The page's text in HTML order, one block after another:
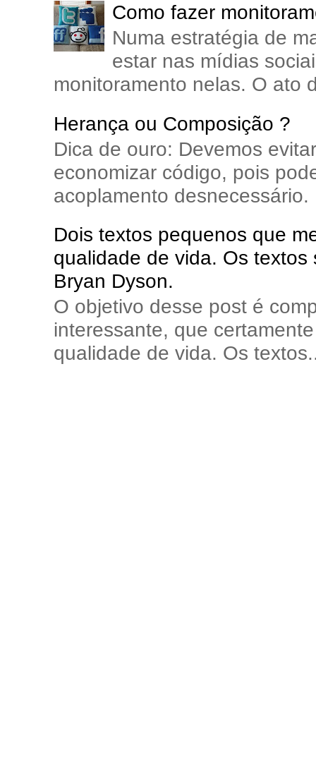
Como fazer
Numa estratégia de
estar nas mídias
monitoramento nelas. O ato
Herança ou Composição ?
Dica de ouro: Devemos
economizar código, pois
acoplamento
Dois textos pequenos que
qualidade de vida. Os
Bryan Dyson.
O objetivo desse post é
interessante, que
qualidade de vida. Os